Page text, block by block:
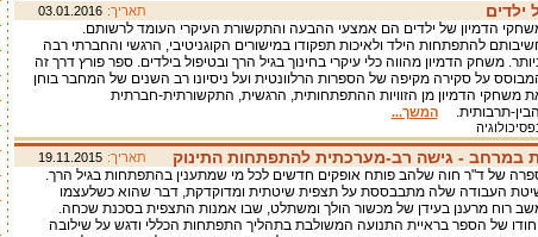
ילדים תאריך: 03.01.2016
הדמיון של ילדים הם אמצעי ההבעה והתקשורת העיקרי העומד לרשותם.
להתפתחות הילד ולאיכות תפקודו במישורים הקוגניטיבי, הרגשי והחברתי רבה
משחק הדמיון מהווה כלי עיקרי בחינוך בגיל הרך ובטיפול בילדים. ספר פורץ דרך זה
על סקירה מקיפה של הספרות הרלוונטית ועל ניסיונו רב השנים של המחבר בוחן
משחקי הדמיון מן הזוויות ההתפתחותית, הרגשית, התקשורתית-חברתית
תרבותית.המשך...
במרחב - גישה רב-מערכתית להתפתחות התינוק תאריך: 19.11.2015
של ד"ר חוה שלהב פותח אופקים חדשים לכל מי שמתענין בהתפתחות בגיל הרך.
העבודה שלה מתבבססת על תצפית שיטתית ומדוקדקת, דבר שהוא כשלעצמו
רוח מרענן בעידן של מכשור הולך ומשתלט, שבו אמנות התצפית בסכנת שכחה.
של הספר בראיית התנועה המשולבת בתהליך התפתחות הכללי ודגש על שילובה